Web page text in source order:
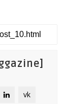
vk